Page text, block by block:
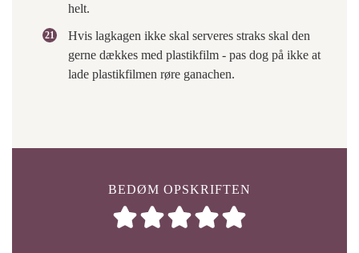
helt.
Hvis lagkagen ikke skal serveres straks skal den
gerne dækkes med plastikfilm - pas dog på ikke at
lade plastikfilmen røre ganachen.
BEDØM OPSKRIFTEN